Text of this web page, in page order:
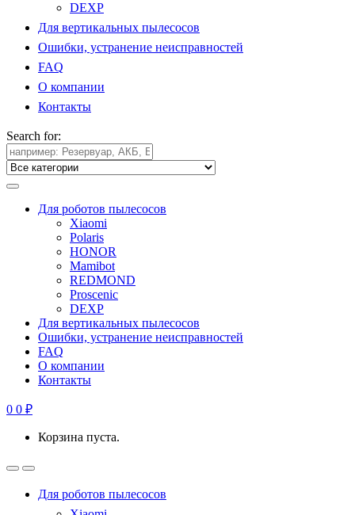
DEXP
Для вертикальных пылесосов
Ошибки, устранение неисправностей
FAQ
О компании
Контакты
Search for:
Для роботов пылесосов
Xiaomi
Polaris
HONOR
Mamibot
REDMOND
Proscenic
DEXP
Для вертикальных пылесосов
Ошибки, устранение неисправностей
FAQ
О компании
Контакты
0 0 ₽
Корзина пуста.
Для роботов пылесосов